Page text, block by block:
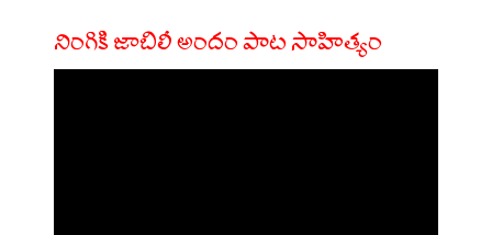
నింగికి జాబిలీ అందం పాట సాహిత్యం